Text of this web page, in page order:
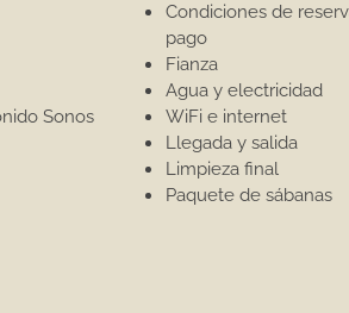
Sonos
Condiciones de
pago
Fianza
Agua y electricidad
WiFi e internet
Llegada y salida
Limpieza final
Paquete de sábanas